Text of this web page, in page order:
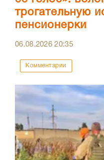
трогательную
пенсионерки
06.08.202620:35
Комментарии